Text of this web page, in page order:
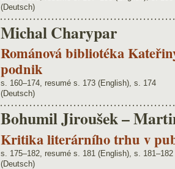
(Deutsch)
Michal Charypar
Románová bibliotéka
podnik
s. 160–174, resumé s. 173 (English), s. 174
(Deutsch)
Bohumil Jiroušek –
Kritika literárního trhu v
s. 175–182, resumé s. 181 (English), s. 181–182
(Deutsch)